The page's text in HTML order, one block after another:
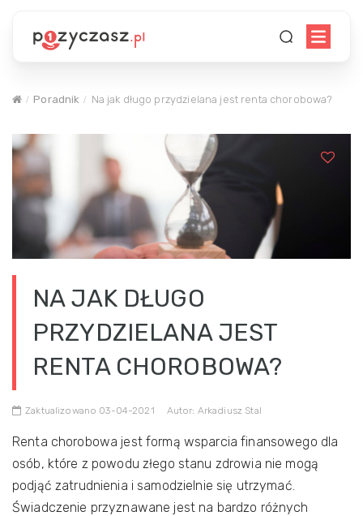
Poradnik Na jak długo przydzielana jest renta chorobowa?
NA JAK DŁUGO
PRZYDZIELANA JEST
RENTA CHOROBOWA?
Zaktualizowano 03-04-2021 Autor: Arkadiusz Stal
Renta chorobowa jest formą wsparcia finansowego dla
osób, które z powodu złego stanu zdrowia nie mogą
podjąć zatrudnienia i samodzielnie się utrzymać.
Świadczenie przyznawane jest na bardzo różnych